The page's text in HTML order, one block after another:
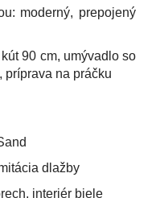
moderný, prepojený
90 cm, umývadlo so
príprava na práčku
dlažby
interiér biele